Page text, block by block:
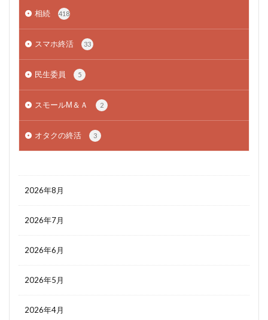
相続 418
スマホ終活 33
民生委員 5
スモールМ＆Ａ 2
オタクの終活 3
2026年8月
2026年7月
2026年6月
2026年5月
2026年4月